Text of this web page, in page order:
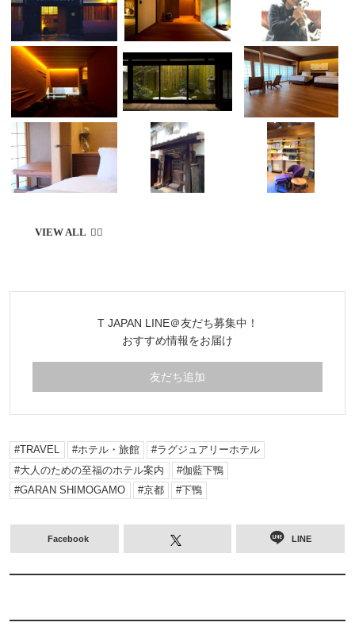
T JAPAN LINE＠友だち募集中！
おすすめ情報をお届け
友だち追加
TRAVEL ホテル・旅館
ラグジュアリーホテル
大人のための至福のホテル案内
伽藍下鴨
GARAN SHIMOGAMO
京都 下鴨
Facebook LINE